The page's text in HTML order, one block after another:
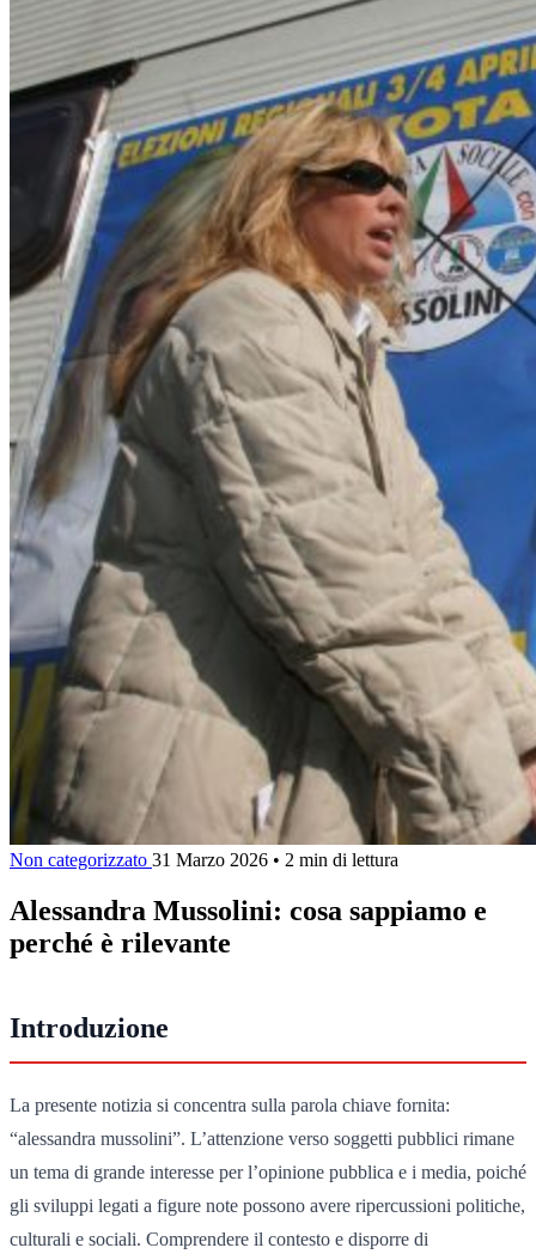
Non categorizzato 31 Marzo 2026 • 2 min di lettura
Alessandra Mussolini: cosa sappiamo e
perché è rilevante
Introduzione
La presente notizia si concentra sulla parola chiave fornita:
“alessandra mussolini”. L’attenzione verso soggetti pubblici rimane
un tema di grande interesse per l’opinione pubblica e i media, poiché
gli sviluppi legati a figure note possono avere ripercussioni politiche,
culturali e sociali. Comprendere il contesto e disporre di